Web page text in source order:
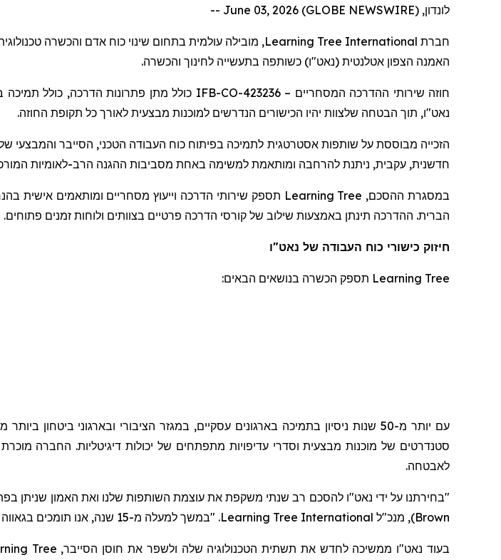
לונדון, June 03, 2026 (GLOBE NEWSWIRE) --
חברת Learning Tree International, מובילה עולמית בתחום שינוי כוח אדם והכשרה
האמנה הצפון אטלנטית (נאט"ו) כשותפה בתעשייה לחינוך והכשרה.
חוזה שירותי ההדרכה המסחריים –IFB-CO-423236
נאט"ו, תוך הבטחה שלצוות יהיו הכישורים הנדרשים למוכנות מבצעית לאורך כל תקופת החוזה.
הזכייה מבוססת על שותפות אסטרטגית לתמיכה בפיתוח כוח העבודה הטכני, הסייבר והמבצעי
חדשנית, עקבית, ניתנת להרחבה ומותאמת למשימה באחת מסביבות ההגנה הרב-לאומיות
במסגרת ההסכם, Learning Tree תספק שירותי הדרכה וייעוץ מסחריים ומותאמים אישית
הברית. ההדרכה תינתן באמצעות שילוב של קורסי הדרכה פרטיים בצוותים ולוחות זמנים פתוחים.
חיזוק כישורי כוח העבודה של נאט"ו
Learning Tree תספק הכשרה בנושאים הבאים:
עם יותר מ-50 שנות ניסיון בתמיכה בארגונים עסקיים, במגזר הציבורי ובארגוני ביטחון ביותר מ-65 מדינות,
סטנדרטים של מוכנות מבצעית וסדרי עדיפויות מתפתחים של יכולות דיגיטליות. החברה
לאבטחה.
"בחירתנו על ידי נאט"ו להסכם רב שנתי משקפת את עוצמת השותפות שלנו ואת האמון שניתן
Brown), מנכ"ל Learning Tree International. "במשך למעלה מ-15 שנה, אנו תומכים בגאווה בנאט"ו בחיזוק מוכנות כוח העבודה בתחומי הסייבר,
בעוד נאט"ו ממשיכה לחדש את תשתית הטכנולוגיה שלה ולשפר את חוסן הסייבר, Tree